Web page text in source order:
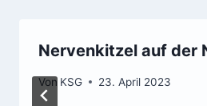
Nervenkitzel auf der
Von KSG 23. April 2023